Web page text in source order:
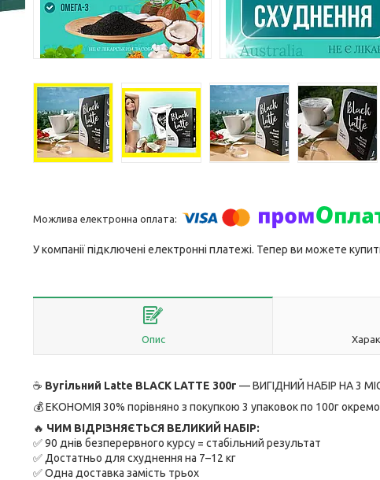
У компанії підключені електронні платежі. Тепер ви можете
Опис
☕ Вугільний Latte BLACK LATTE 300г — ВИГІДНИЙ НАБІР НА 3
💰 ЕКОНОМІЯ 30% порівняно з покупкою 3 упаковок по 100г окремо
🔥 ЧИМ ВІДРІЗНЯЄТЬСЯ ВЕЛИКИЙ НАБІР:
✅ 90 днів безперервного курсу = стабільний результат
✅ Достатньо для схуднення на 7–12 кг
✅ Одна доставка замість трьох